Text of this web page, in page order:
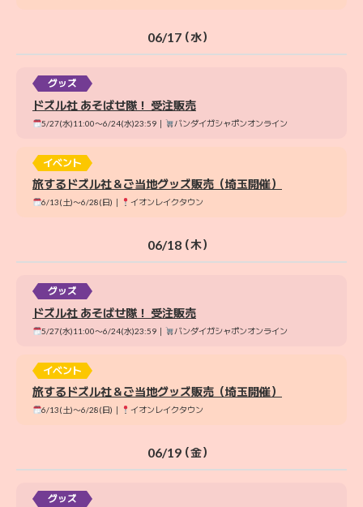
06/17（水）
グッズ
ドズル社 あそばせ隊！ 受注販売
5/27(水)11:00〜6/24(水)23:59｜ バンダイガシャポンオンライン
イベント
旅するドズル社＆ご当地グッズ販売（埼玉開催）
6/13(土)〜6/28(日)｜ イオンレイクタウン
06/18（木）
グッズ
ドズル社 あそばせ隊！ 受注販売
5/27(水)11:00〜6/24(水)23:59｜ バンダイガシャポンオンライン
イベント
旅するドズル社＆ご当地グッズ販売（埼玉開催）
6/13(土)〜6/28(日)｜ イオンレイクタウン
06/19（金）
グッズ